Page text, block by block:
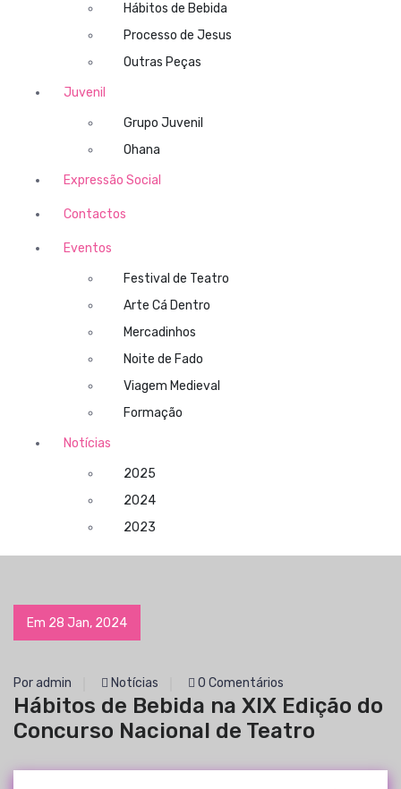
Hábitos de Bebida
Processo de Jesus
Outras Peças
Juvenil
Grupo Juvenil
Ohana
Expressão Social
Contactos
Eventos
Festival de Teatro
Arte Cá Dentro
Mercadinhos
Noite de Fado
Viagem Medieval
Formação
Notícias
2025
2024
2023
Em 28 Jan, 2024
Por admin Notícias 0 Comentários
Hábitos de Bebida na XIX Edição do
Concurso Nacional de Teatro